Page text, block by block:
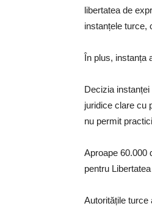
libertatea de
instanțele turce,
În plus, instanța
Decizia
juridice clare cu
nu permit
Aproape 60.000
pentru
Autoritățile turce